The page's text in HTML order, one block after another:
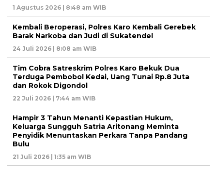
1 Agustus 2026 | 8:48 am WIB
Kembali Beroperasi, Polres Karo Kembali Gerebek
Barak Narkoba dan Judi di Sukatendel
24 Juli 2026 | 8:08 am WIB
Tim Cobra Satreskrim Polres Karo Bekuk Dua
Terduga Pembobol Kedai, Uang Tunai Rp.8 Juta
dan Rokok Digondol
22 Juli 2026 | 7:44 am WIB
Hampir 3 Tahun Menanti Kepastian Hukum,
Keluarga Sungguh Satria Aritonang Meminta
Penyidik Menuntaskan Perkara Tanpa Pandang
Bulu
21 Juli 2026 | 1:35 am WIB